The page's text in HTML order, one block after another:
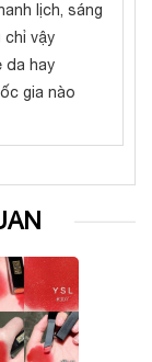
lịch, sáng
chỉ vậy
da hay
gia nào